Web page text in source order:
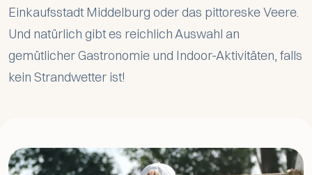
Einkaufsstadt Middelburg oder das pittoreske Veere.
Und natürlich gibt es reichlich Auswahl an
gemütlicher Gastronomie und Indoor-Aktivitäten, falls
kein Strandwetter ist!